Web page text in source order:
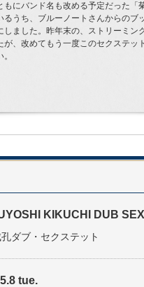
もにバンド名も改める予定だった「
るうち、ブルーノートさんからのブ
しました。昨年末の、ストリーミン
が、改めてもう一度このセクステッ
KIKUCHI DUB
ダブ・セクステット
tue.